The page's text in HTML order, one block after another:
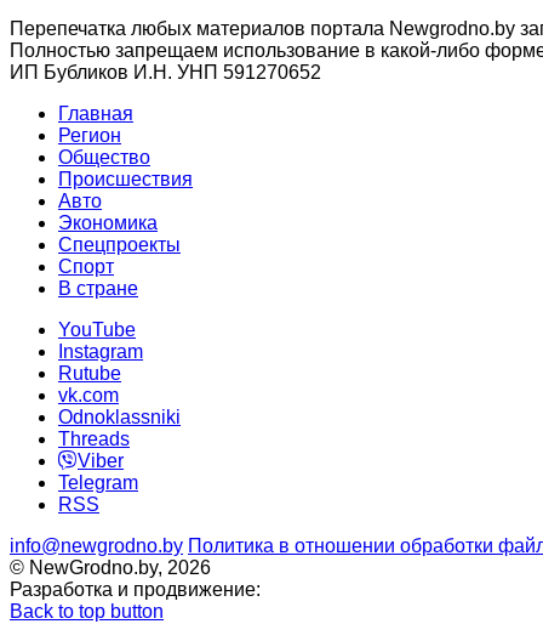
Перепечатка любых материалов портала Newgrodno.by
Полностью запрещаем использование в какой-либо
ИП Бубликов И.Н. УНП 591270652
Главная
Регион
Общество
Происшествия
Авто
Экономика
Спецпроекты
Cпорт
В стране
YouTube
Instagram
Rutube
vk.com
Odnoklassniki
Threads
Viber
Telegram
RSS
info@newgrodno.by Политика в отношении обработки
© NewGrodno.by, 2026
Разработка и продвижение:
Back to top button